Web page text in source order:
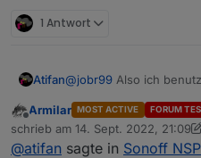
1 Antwort
Atifan@jobr99 Also ich
Aber ich denke nicht,
Sobald ich das Display
durch einen Touch,
nach 20 Sekunden
Offline
Armilar MOST ACTIVE FORUM
schrieb am 14. Sept. 2022, 21:09
zuletzt editiert von Armilar
@atifan sagte in Sonoff